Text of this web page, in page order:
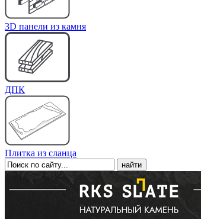
3D панели из камня
ДПК
Плитка из сланца